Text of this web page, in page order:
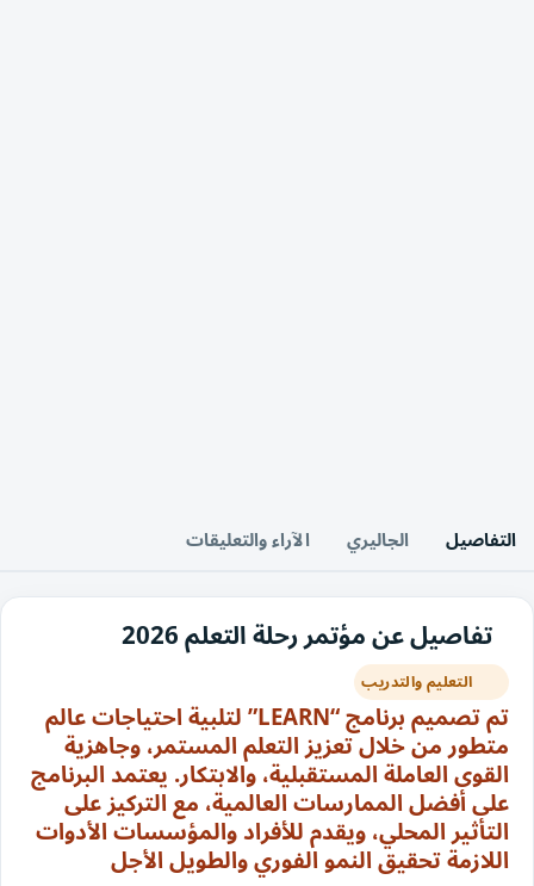
التفاصيل الجاليري الآراء والتعليقات
تفاصيل عن مؤتمر رحلة التعلم 2026
التعليم والتدريب
تم تصميم برنامج “LEARN” لتلبية احتياجات عالم
متطور من خلال تعزيز التعلم المستمر، وجاهزية
القوى العاملة المستقبلية، والابتكار. يعتمد البرنامج
على أفضل الممارسات العالمية، مع التركيز على
التأثير المحلي، ويقدم للأفراد والمؤسسات الأدوات
اللازمة تحقيق النمو الفوري والطويل الأجل